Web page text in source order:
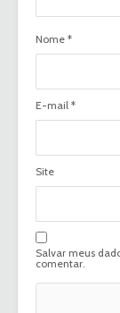
Nome *
E-mail *
Site
Salvar meus
comentar.